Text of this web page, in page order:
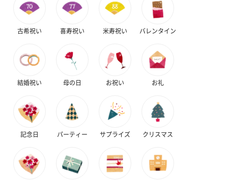
古希祝い 喜寿祝い 米寿祝い バレンタイン
結婚祝い 母の日 お祝い お礼
記念日 パーティー サプライズ クリスマス